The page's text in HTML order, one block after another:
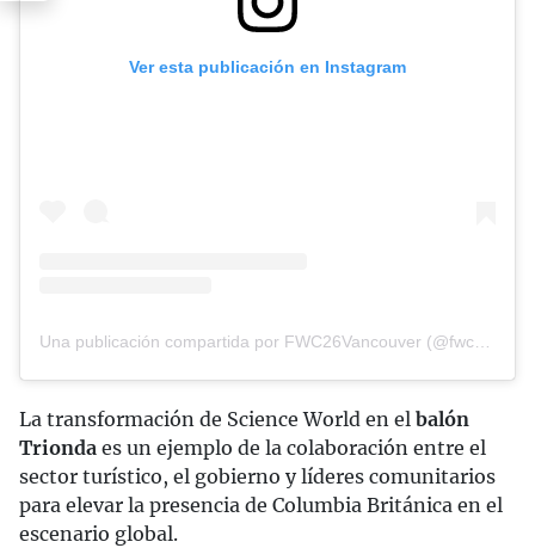
Ver esta publicación en Instagram
La transformación de Science World en el balón
Trionda es un ejemplo de la colaboración entre el
sector turístico, el gobierno y líderes comunitarios
para elevar la presencia de Columbia Británica en el
escenario global.